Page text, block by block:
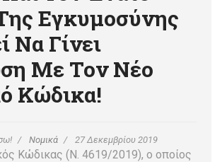
Εγκυμοσύνης
Να Γίνει
Με Τον Νέο
Κώδικα!
Νομικά 27 Δεκεμβρίου 2019
Κώδικας (N. 4619/2019), ο οποίος